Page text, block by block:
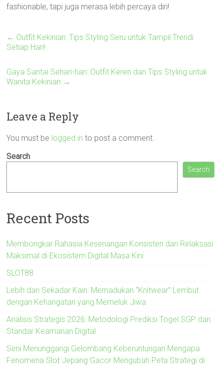
fashionable, tapi juga merasa lebih percaya diri!
← Outfit Kekinian: Tips Styling Seru untuk Tampil Trendi
Setiap Hari!
Gaya Santai Sehari-hari: Outfit Keren dan Tips Styling untuk
Wanita Kekinian →
Leave a Reply
You must be logged in to post a comment.
Search
Search
Recent Posts
Membongkar Rahasia Kesenangan Konsisten dan Relaksasi
Maksimal di Ekosistem Digital Masa Kini
SLOT88
Lebih dari Sekadar Kain: Memadukan “Knitwear” Lembut
dengan Kehangatan yang Memeluk Jiwa
Analisis Strategis 2026: Metodologi Prediksi Togel SGP dan
Standar Keamanan Digital
Seni Menunggangi Gelombang Keberuntungan Mengapa
Fenomena Slot Jepang Gacor Mengubah Peta Strategi di